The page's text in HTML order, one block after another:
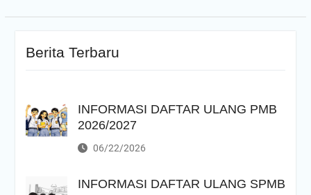
Berita Terbaru
INFORMASI DAFTAR ULANG PMB
2026/2027
06/22/2026
INFORMASI DAFTAR ULANG SPMB